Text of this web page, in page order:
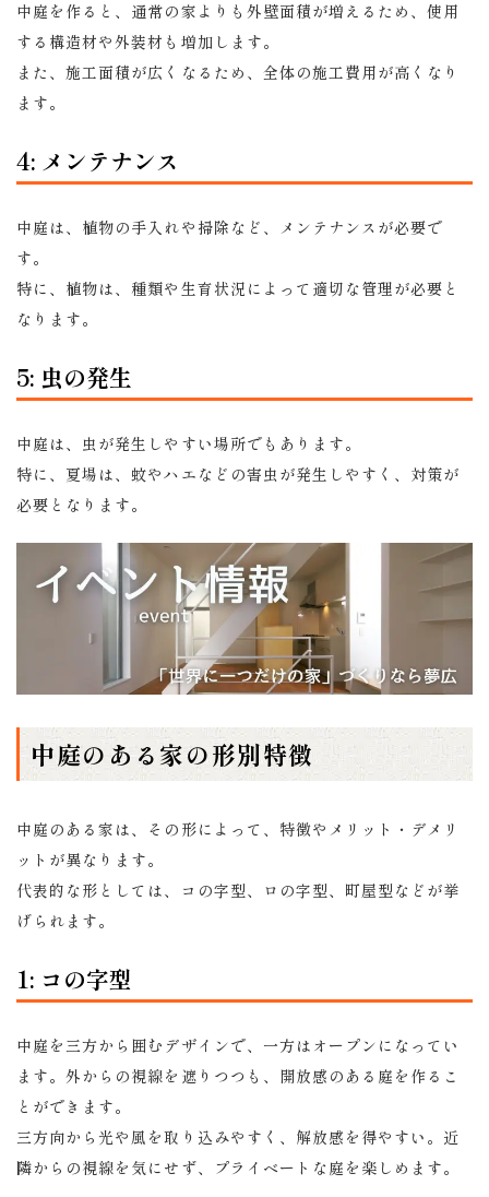
中庭を作ると、通常の家よりも外壁面積が増えるため、使用
する構造材や外装材も増加します。
また、施工面積が広くなるため、全体の施工費用が高くなり
ます。
4: メンテナンス
中庭は、植物の手入れや掃除など、メンテナンスが必要で
す。
特に、植物は、種類や生育状況によって適切な管理が必要と
なります。
5: 虫の発生
中庭は、虫が発生しやすい場所でもあります。
特に、夏場は、蚊やハエなどの害虫が発生しやすく、対策が
必要となります。
中庭のある家の形別特徴
中庭のある家は、その形によって、特徴やメリット・デメリ
ットが異なります。
代表的な形としては、コの字型、ロの字型、町屋型などが挙
げられます。
1: コの字型
中庭を三方から囲むデザインで、一方はオープンになってい
ます。外からの視線を遮りつつも、開放感のある庭を作るこ
とができます。
三方向から光や風を取り込みやすく、解放感を得やすい。近
隣からの視線を気にせず、プライベートな庭を楽しめます。